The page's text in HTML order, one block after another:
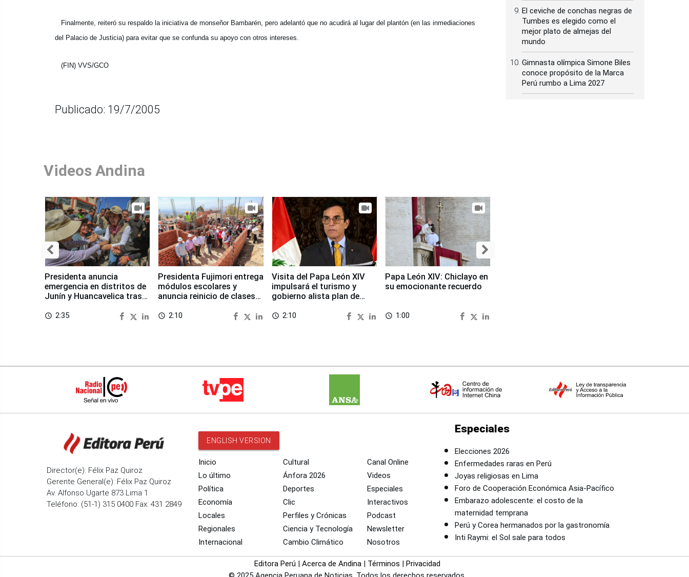
Finalmente, reiteró su respaldo la iniciativa de monseñor Bambarén, pero adelantó que no acudirá al lugar del plantón (en las inmediaciones
del Palacio de Justicia) para evitar que se confunda su apoyo con otros intereses.
(FIN) VVS/GCO
Publicado: 19/7/2005
Videos Andina
Presidenta anuncia
emergencia en distritos de
Junín y Huancavelica tras
access_time 2:35
Presidenta Fujimori entrega
módulos escolares y
anuncia reinicio de clases
access_time 2:10
Visita del Papa León XIV
impulsará el turismo y
gobierno alista plan de
access_time 2:10
Papa León XIV: Chiclayo en
su emocionante recuerdo
access_time 1:00
El ceviche de conchas negras de
Tumbes es elegido como el
mejor plato de almejas del
mundo
Gimnasta olímpica Simone Biles
conoce propósito de la Marca
Perú rumbo a Lima 2027
Director(e): Félix Paz Quiroz
Gerente General(e): Félix Paz Quiroz
Av. Alfonso Ugarte 873 Lima 1
Teléfono: (51-1) 315 0400 Fax: 431 2849
ENGLISH VERSION
Inicio
Lo último
Política
Economía
Locales
Regionales
Internacional
Cultural
Ánfora 2026
Deportes
Clic
Perfiles y Crónicas
Ciencia y Tecnología
Cambio Climático
Canal Online
Videos
Especiales
Interactivos
Podcast
Newsletter
Nosotros
Especiales
Elecciones 2026
Enfermedades raras en Perú
Joyas religiosas en Lima
Foro de Cooperación Económica Asia-Pacífico
Embarazo adolescente: el costo de la
maternidad temprana
Perú y Corea hermanados por la gastronomía
Inti Raymi: el Sol sale para todos
Editora Perú | Acerca de Andina| Términos | Privacidad